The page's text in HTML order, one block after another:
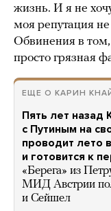
жизнь. И я не
моя репутация
Обвинения в
просто грязная
ЕЩЕ О КАРИН
Пять лет назад
с Путиным на
проводит лето
и готовится к
«Берега» из
МИД Австрии
и Сейшел